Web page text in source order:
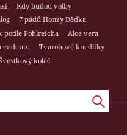
Kdy budou volby
7 pádů Honzy Dědka
podle Pohlreicha
Aloe vera
Tvarohové knedlíky
koláč